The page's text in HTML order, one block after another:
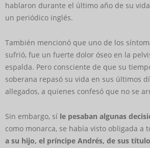
hablaron durante el último año de su
un periódico inglés.
También mencionó que uno de los
sufrió, fue un fuerte dolor óseo en la
espalda. Pero consciente de que su
soberana repasó su vida en sus últimos
allegados, a quienes confesó que no se
Sin embargo, sí le pesaban algunas
como monarca, se había visto obligada a
a su hijo, el príncipe Andrés, de sus